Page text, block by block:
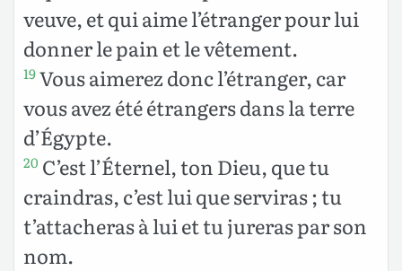
veuve, et qui aime l’étranger pour lui
donner le pain et le vêtement.
19Vous aimerez donc l’étranger, car
vous avez été étrangers dans la terre
d’Égypte.
20 C’est l’Éternel, ton Dieu, que tu
craindras, c’est lui que serviras ; tu
t’attacheras à lui et tu jureras par son
nom.